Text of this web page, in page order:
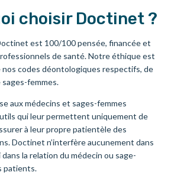
choisir Doctinet ?
est 100/100 pensée, financée et
de santé. Notre éthique est
nos codes déontologiques respectifs, de
femmes.
aux médecins et sages-femmes
qui leur permettent uniquement de
à leur propre patientèle des
Doctinet n’interfère aucunement dans
dans la relation du médecin ou sage-
patients.